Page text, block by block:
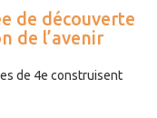
de découverte
de l’avenir
de 4e construisent